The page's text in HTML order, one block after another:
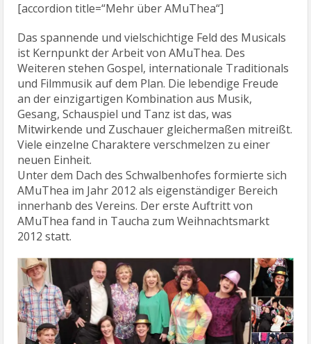
[accordion title=“Mehr über AMuThea“]
Das spannende und vielschichtige Feld des Musicals
ist Kernpunkt der Arbeit von AMuThea. Des
Weiteren stehen Gospel, internationale Traditionals
und Filmmusik auf dem Plan. Die lebendige Freude
an der einzigartigen Kombination aus Musik,
Gesang, Schauspiel und Tanz ist das, was
Mitwirkende und Zuschauer gleichermaßen mitreißt.
Viele einzelne Charaktere verschmelzen zu einer
neuen Einheit.
Unter dem Dach des Schwalbenhofes formierte sich
AMuThea im Jahr 2012 als eigenständiger Bereich
innerhanb des Vereins. Der erste Auftritt von
AMuThea fand in Taucha zum Weihnachtsmarkt
2012 statt.